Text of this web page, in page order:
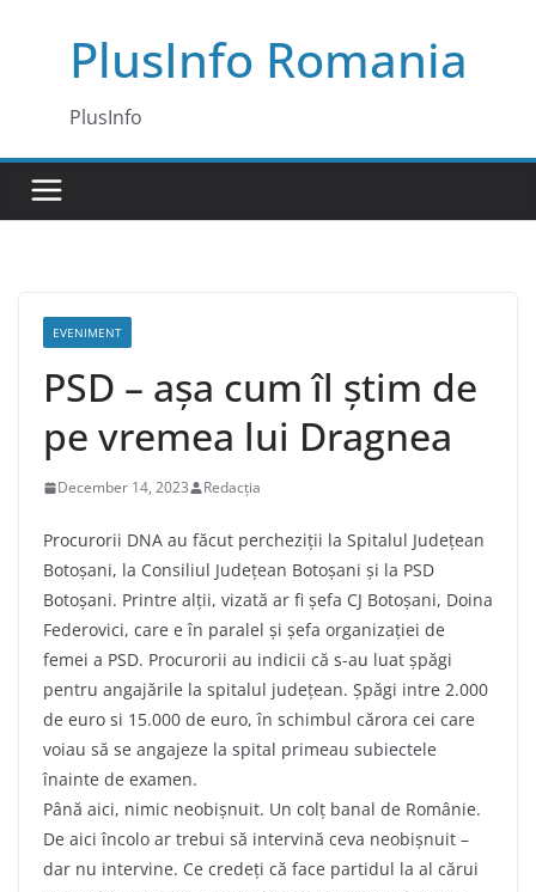
PlusInfo Romania
PlusInfo
EVENIMENT
PSD – așa cum îl știm de
pe vremea lui Dragnea
December 14, 2023 Redacția
Procurorii DNA au făcut percheziții la Spitalul Județean
Botoșani, la Consiliul Județean Botoșani și la PSD
Botoșani. Printre alții, vizată ar fi șefa CJ Botoșani, Doina
Federovici, care e în paralel și șefa organizației de
femei a PSD. Procurorii au indicii că s-au luat șpăgi
pentru angajările la spitalul județean. Șpăgi intre 2.000
de euro si 15.000 de euro, în schimbul cărora cei care
voiau să se angajeze la spital primeau subiectele
înainte de examen.
Până aici, nimic neobișnuit. Un colț banal de Românie.
De aici încolo ar trebui să intervină ceva neobișnuit –
dar nu intervine. Ce credeți că face partidul la al cărui